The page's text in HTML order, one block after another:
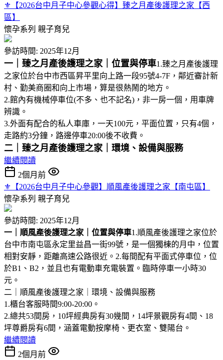
⚜︎【2026台中月子中心參觀心得】臻之月產後護理之家【西
區】
懷孕系列 親子育兒
參訪時間: 2025年12月
一｜臻之月產後護理之家｜位置與停車1.臻之月產後護理
之家位於台中市西區昇平里向上路一段95號4-7F，鄰近審計新
村、勤美商圈和向上市場，算是很熱鬧的地方。
2.館內有機械停車位(不多、也不記名)，非一房一個，用車牌
辨識。
3.外面有配合的私人車庫，一天100元，平面位置，只有4個，
走路約3分鐘，路邊停車20:00後不收費。
二｜臻之月產後護理之家｜環境、設備與服務
繼續閱讀
2個月前
⚜︎【2026台中月子中心參觀】順風產後護理之家【南屯區】
懷孕系列 親子育兒
參訪時間: 2025年12月
一｜順風產後護理之家｜位置與停車1.順風產後護理之家位於
台中市南屯區永定里益昌一街99號，是一個獨棟的月中，位置
相對安靜，距離高速公路很近。2.每間配有平面式停車位，位
於B1、B2，並且也有電動車充電裝置。臨時停車一小時30
元。
二｜順風產後護理之家｜環境、設備與服務
1.櫃台客服時間9:00-20:00。
2.總共53間房，10坪經典房有30幾間，14坪景觀房有4間、18
坪尊爵房有6間，涵蓋電動按摩椅、更衣室、雙陽台。
繼續閱讀
2個月前